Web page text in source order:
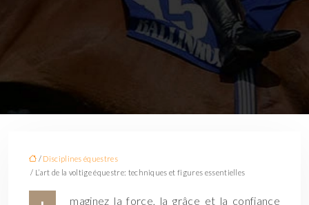
/ Disciplines équestres
/ L’art de la voltige équestre: techniques et figures essentielles
maginez la force, la grâce et la confiance